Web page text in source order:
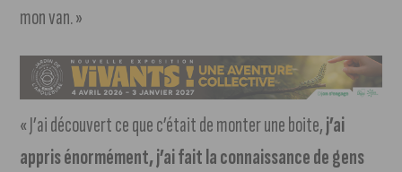
mon van. »
« J’ai découvert ce que c’était de monter une boite,j’ai
appris énormément, j’ai fait la connaissance de gens